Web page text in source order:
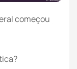
começou